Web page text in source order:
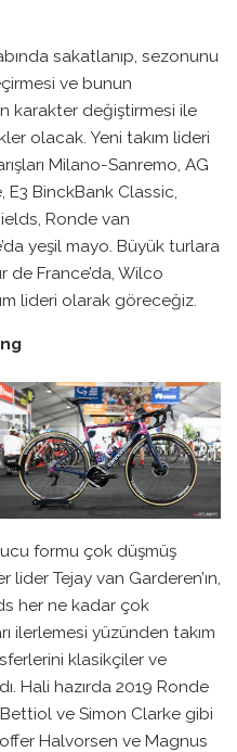
sakatlanıp, sezonunu
ve bunun
karakter değiştirmesi ile
olacak. Yeni takım lideri
Milano-Sanremo, AG
BinckBank Classic,
Ronde van
yeşil mayo. Büyük turlara
de France’da, Wilco
lideri olarak göreceğiz.
formu çok düşmüş
lider Tejay van Garderen’ın,
her ne kadar çok
ilerlemesi yüzünden takım
klasikçiler ve
Hali hazırda 2019 Ronde
ve Simon Clarke gibi
Halvorsen ve Magnus